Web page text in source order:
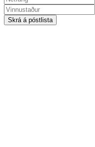
Skrá á póstlista